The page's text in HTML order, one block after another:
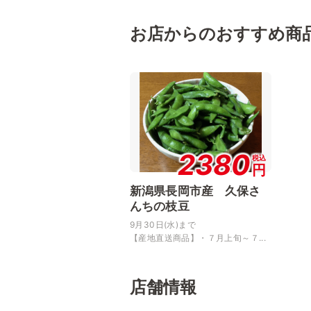
お店からのおすすめ商
2380税込
円
新潟県長岡市産 久保さ
んちの枝豆
9月30日(水)まで
【産地直送商品】・７月上旬～７...
店舗情報